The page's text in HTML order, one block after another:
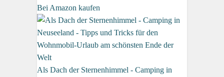
Bei Amazon kaufen
Als Dach der Sternenhimmel - Camping in